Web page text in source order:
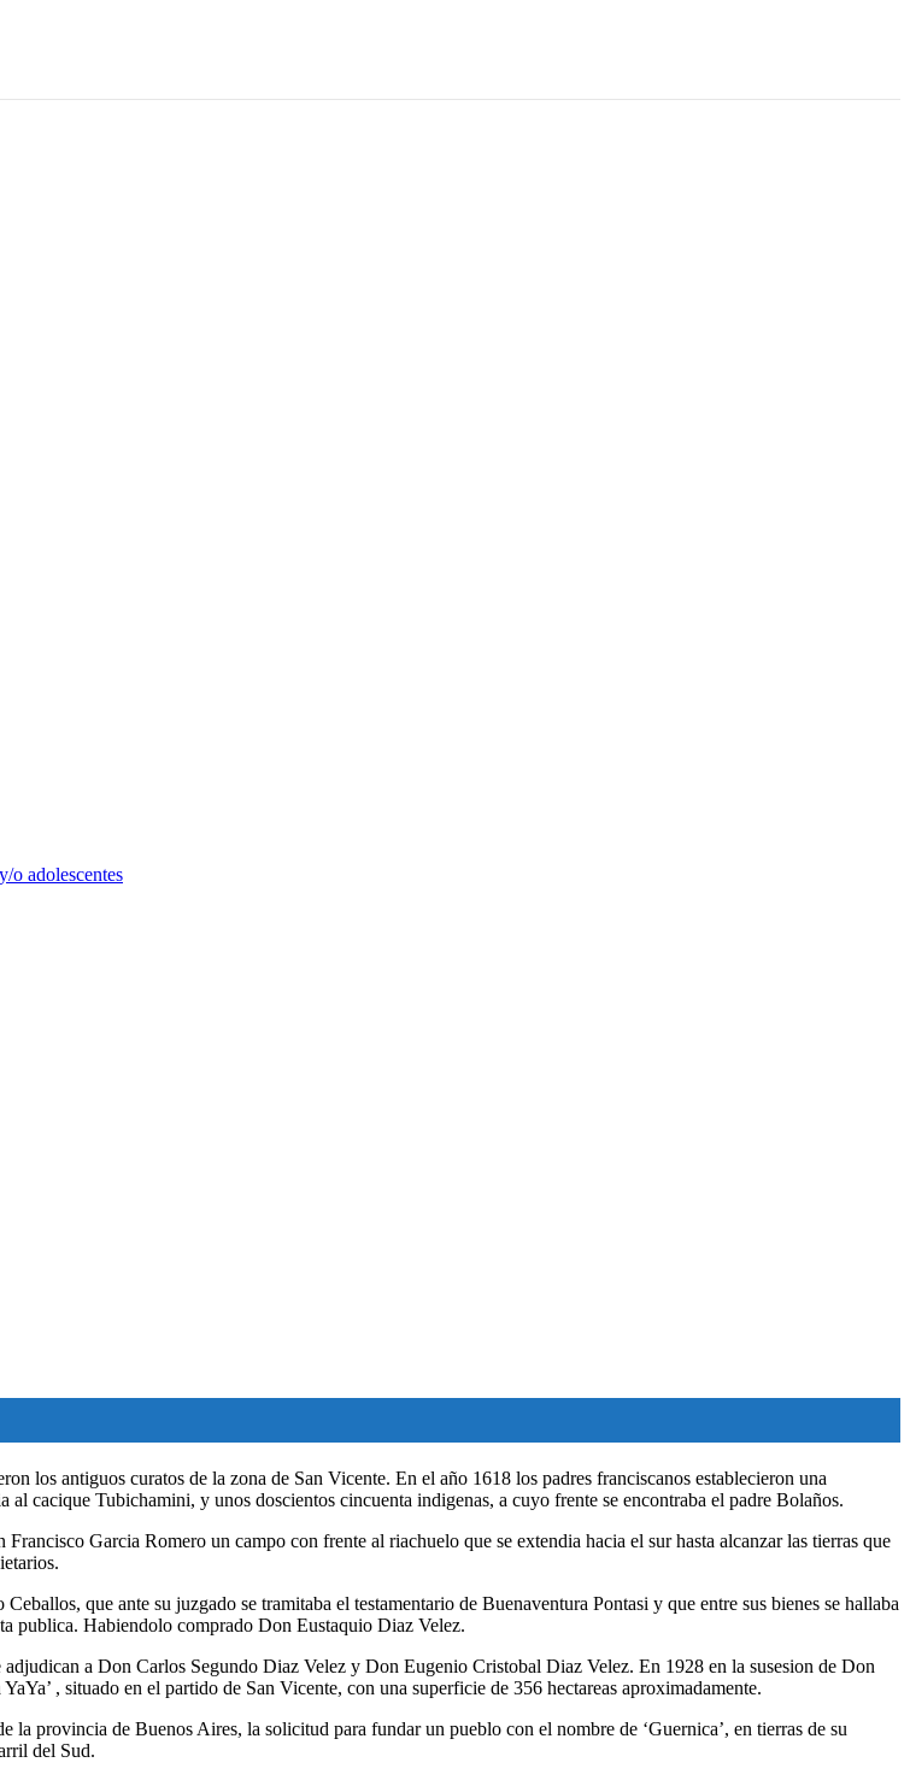
o adolescentes
los antiguos curatos de la zona de San Vicente. En el año 1618 los padres franciscanos establecieron una
cacique Tubichamini, y unos doscientos cincuenta indigenas, a cuyo frente se encontraba el padre Bolaños.
Garcia Romero un campo con frente al riachuelo que se extendia hacia el sur hasta alcanzar las tierras que
que ante su juzgado se tramitaba el testamentario de Buenaventura Pontasi y que entre sus bienes se hallaba
publica. Habiendolo comprado Don Eustaquio Diaz Velez.
a Don Carlos Segundo Diaz Velez y Don Eugenio Cristobal Diaz Velez. En 1928 en la susesion de Don
, situado en el partido de San Vicente, con una superficie de 356 hectareas aproximadamente.
provincia de Buenos Aires, la solicitud para fundar un pueblo con el nombre de ‘Guernica’, en tierras de su
del Sud.